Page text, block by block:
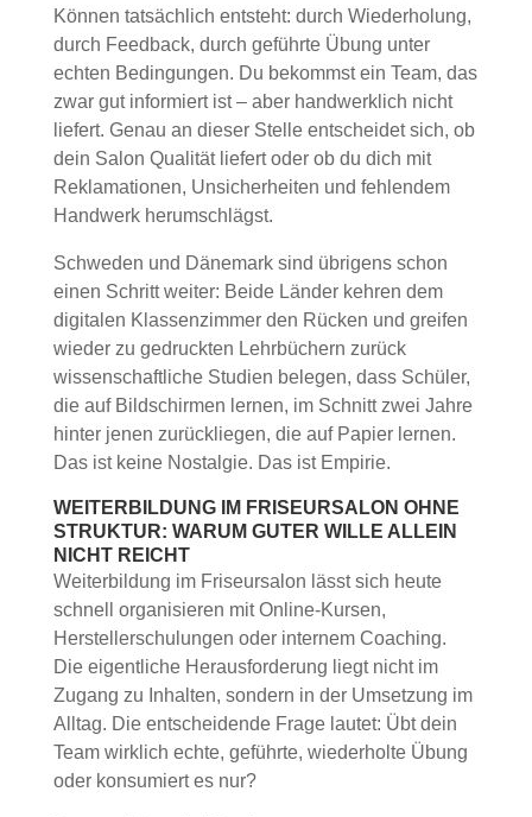
Können tatsächlich entsteht: durch Wiederholung,
durch Feedback, durch geführte Übung unter
echten Bedingungen. Du bekommst ein Team, das
zwar gut informiert ist – aber handwerklich nicht
liefert. Genau an dieser Stelle entscheidet sich, ob
dein Salon Qualität liefert oder ob du dich mit
Reklamationen, Unsicherheiten und fehlendem
Handwerk herumschlägst.
Schweden und Dänemark sind übrigens schon
einen Schritt weiter: Beide Länder kehren dem
digitalen Klassenzimmer den Rücken und greifen
wieder zu gedruckten Lehrbüchern zurück
wissenschaftliche Studien belegen, dass Schüler,
die auf Bildschirmen lernen, im Schnitt zwei Jahre
hinter jenen zurückliegen, die auf Papier lernen.
Das ist keine Nostalgie. Das ist Empirie.
WEITERBILDUNG IM FRISEURSALON OHNE
STRUKTUR: WARUM GUTER WILLE ALLEIN
NICHT REICHT
Weiterbildung im Friseursalon lässt sich heute
schnell organisieren mit Online-Kursen,
Herstellerschulungen oder internem Coaching.
Die eigentliche Herausforderung liegt nicht im
Zugang zu Inhalten, sondern in der Umsetzung im
Alltag. Die entscheidende Frage lautet: Übt dein
Team wirklich echte, geführte, wiederholte Übung
oder konsumiert es nur?